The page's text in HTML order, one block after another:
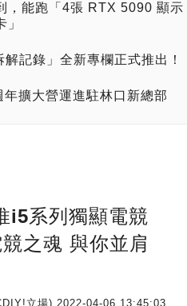
，能跑「4張 RTX 5090 顯示
」
記錄」全新專欄正式推出！
年擴大營運進駐林口新總部
i5系列獨顯電競
之魂 與你並肩
立場) 2022-04-06 13:45:03